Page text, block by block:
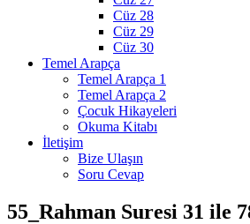
Cüz 28
Cüz 29
Cüz 30
Temel Arapça
Temel Arapça 1
Temel Arapça 2
Çocuk Hikayeleri
Okuma Kitabı
İletişim
Bize Ulaşın
Soru Cevap
55_Rahman Suresi 31 ile